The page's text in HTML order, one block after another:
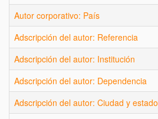
Autor corporativo: País
Adscripción del autor: Referencia
Adscripción del autor: Institución
Adscripción del autor: Dependencia
Adscripción del autor: Ciudad y estado